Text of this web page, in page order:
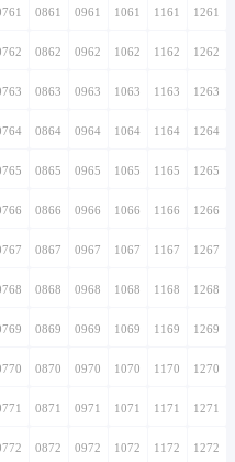
0861 0961 1061 1161 1261
0862 0962 1062 1162 1262
0863 0963 1063 1163 1263
0864 0964 1064 1164 1264
0865 0965 1065 1165 1265
0866 0966 1066 1166 1266
0867 0967 1067 1167 1267
0868 0968 1068 1168 1268
0869 0969 1069 1169 1269
0870 0970 1070 1170 1270
0871 0971 1071 1171 1271
0872 0972 1072 1172 1272